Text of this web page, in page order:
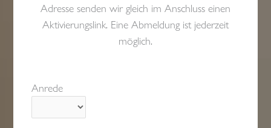
Adresse senden wir gleich im Anschluss einen
Aktivierungslink. Eine Abmeldung ist jederzeit
möglich.
Anrede